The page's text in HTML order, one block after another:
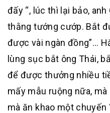
đấy “, lúc thì lại bảo, anh
thằng tướng cướp. Bắt
được vài ngàn đồng”…
lùng sục bắt ông Thái,
để được thưởng nhiều
mấy mẫu ruộng nữa,
mà ăn khao một chuyến